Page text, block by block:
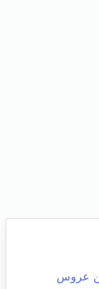
عروس